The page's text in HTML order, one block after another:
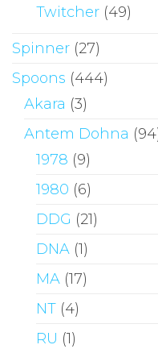
Twitcher (49)
Spinner (27)
Spoons (444)
Akara (3)
Antem Dohna
1978 (9)
1980 (6)
DDG (21)
DNA (1)
MA (17)
NT (4)
RU (1)